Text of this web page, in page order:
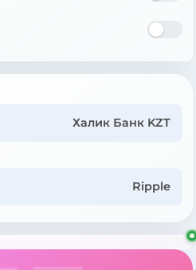
Халик Банк KZT
Ripple